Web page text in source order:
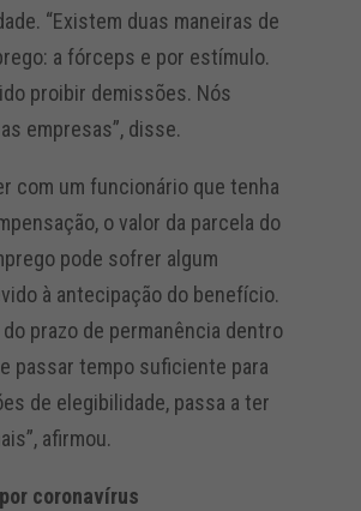
“Existem duas maneiras de
a fórceps e por estímulo.
proibir demissões. Nós
empresas”, disse.
com um funcionário que tenha
o valor da parcela do
pode sofrer algum
à antecipação do benefício.
do prazo de permanência dentro
passar tempo suficiente para
de elegibilidade, passa a ter
afirmou.
coronavírus